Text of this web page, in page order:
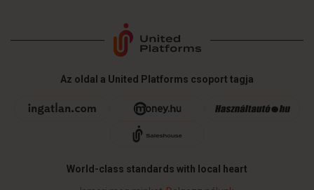
Az oldal a United Platforms csoport tagja
World-class standards with local heart